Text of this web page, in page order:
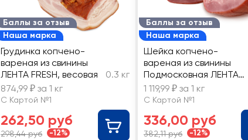
Баллы за отзыв
Наша марка
Грудинка копчено-
вареная из свинины
ЛЕНТА FRESH, весовая
0.3 кг
874,99 ₽ за 1 кг
С Картой №1
262,50 руб
298,44 руб -12%
Баллы за отзыв
Наша марка
Шейка копчено-
вареная из свинины
Подмосковная ЛЕНТА
FRESH, весовая
1 119,99 ₽ за 1 кг
С Картой №1
336,00 руб
382,11 руб -12%